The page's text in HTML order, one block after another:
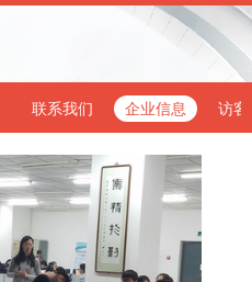
联系我们 企业信息 访客